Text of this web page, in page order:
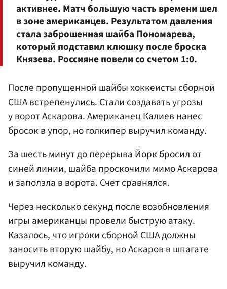
активнее. Матч большую часть времени шел
в зоне американцев. Результатом давления
стала заброшенная шайба Пономарева,
который подставил клюшку после броска
Князева. Россияне повели со счетом 1:0.
После пропущенной шайбы хоккеисты сборной
США встрепенулись. Стали создавать угрозы
у ворот Аскарова. Американец Калиев нанес
бросок в упор, но голкипер выручил команду.
За шесть минут до перерыва Йорк бросил от
синей линии, шайба проскочили мимо Аскарова
и заползла в ворота. Счет сравнялся.
Через несколько секунд после возобновления
игры американцы провели быструю атаку.
Казалось, что игроки сборной США должны
заносить вторую шайбу, но Аскаров в шпагате
выручил команду.